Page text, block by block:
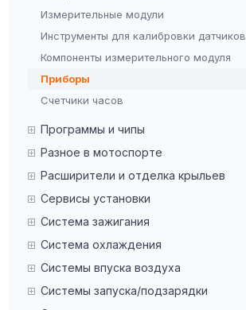
Измерительные модули
Инструменты для калибровки датчиков
Компоненты измерительного модуля
Приборы
Счетчики часов
Программы и чипы
Разное в мотоспорте
Расширители и отделка крыльев
Сервисы установки
Система зажигания
Система охлаждения
Системы впуска воздуха
Системы запуска/подзарядки